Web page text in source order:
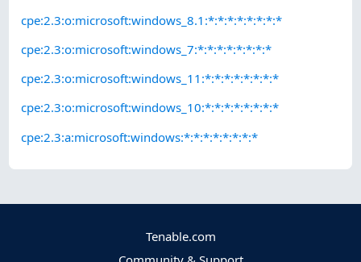
cpe:2.3:o:microsoft:windows_8.1:*:*:*:*:*:*:*:*
cpe:2.3:o:microsoft:windows_7:*:*:*:*:*:*:*:*
cpe:2.3:o:microsoft:windows_11:*:*:*:*:*:*:*:*
cpe:2.3:o:microsoft:windows_10:*:*:*:*:*:*:*:*
cpe:2.3:a:microsoft:windows:*:*:*:*:*:*:*:*
Tenable.com